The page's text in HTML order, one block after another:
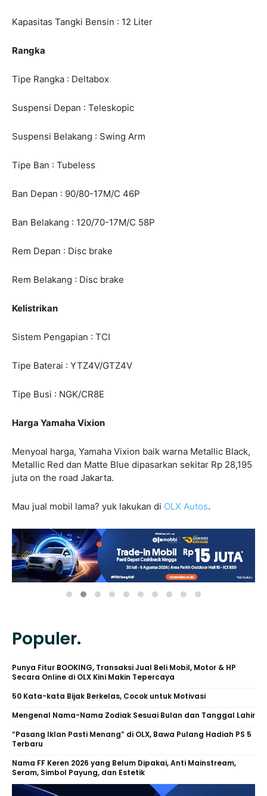
Kapasitas Tangki Bensin : 12 Liter
Rangka
Tipe Rangka : Deltabox
Suspensi Depan : Teleskopic
Suspensi Belakang : Swing Arm
Tipe Ban : Tubeless
Ban Depan : 90/80-17M/C 46P
Ban Belakang : 120/70-17M/C 58P
Rem Depan : Disc brake
Rem Belakang : Disc brake
Kelistrikan
Sistem Pengapian : TCI
Tipe Baterai : YTZ4V/GTZ4V
Tipe Busi : NGK/CR8E
Harga Yamaha Vixion
Menyoal harga, Yamaha Vixion baik warna Metallic Black,
Metallic Red dan Matte Blue dipasarkan sekitar Rp 28,195
juta on the road Jakarta.
Mau jual mobil lama? yuk lakukan di OLX Autos.
Populer.
Punya Fitur BOOKING, Transaksi Jual Beli Mobil, Motor & HP
Secara Online di OLX Kini Makin Tepercaya
50 Kata-kata Bijak Berkelas, Cocok untuk Motivasi
Mengenal Nama-Nama Zodiak Sesuai Bulan dan Tanggal Lahir
“Pasang Iklan Pasti Menang” di OLX, Bawa Pulang Hadiah PS 5
Terbaru
Nama FF Keren 2026 yang Belum Dipakai, Anti Mainstream,
Seram, Simbol Payung, dan Estetik